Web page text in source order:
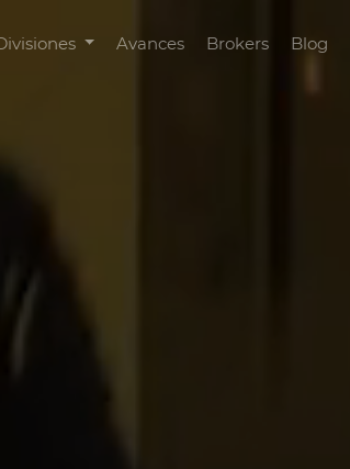
Avances Brokers Blog